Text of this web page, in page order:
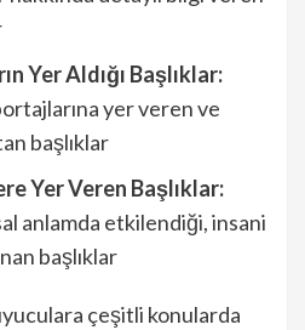
Yer Aldığı Başlıklar:
yer veren ve
başlıklar
Yer Veren Başlıklar:
anlamda etkilendiği, insani
başlıklar
çeşitli konularda